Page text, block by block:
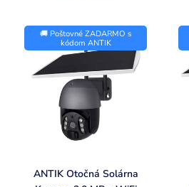
🚚 Poštovné ZADARMO s
kódom ANTIK
ANTIK Otočná Solárna